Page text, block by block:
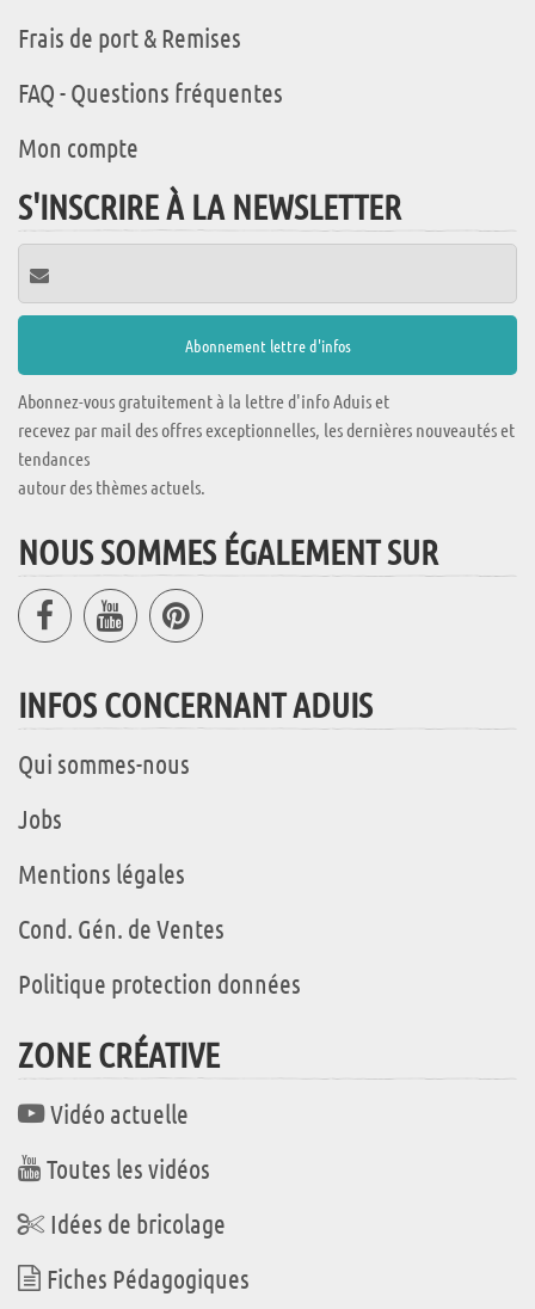
Frais de port & Remises
FAQ - Questions fréquentes
Mon compte
S'INSCRIRE À LA NEWSLETTER
Abonnez-vous gratuitement à la lettre d'info Aduis et
recevez par mail des offres exceptionnelles, les dernières nouveautés et
tendances
autour des thèmes actuels.
NOUS SOMMES ÉGALEMENT SUR
INFOS CONCERNANT ADUIS
Qui sommes-nous
Jobs
Mentions légales
Cond. Gén. de Ventes
Politique protection données
ZONE CRÉATIVE
Vidéo actuelle
Toutes les vidéos
Idées de bricolage
Fiches Pédagogiques